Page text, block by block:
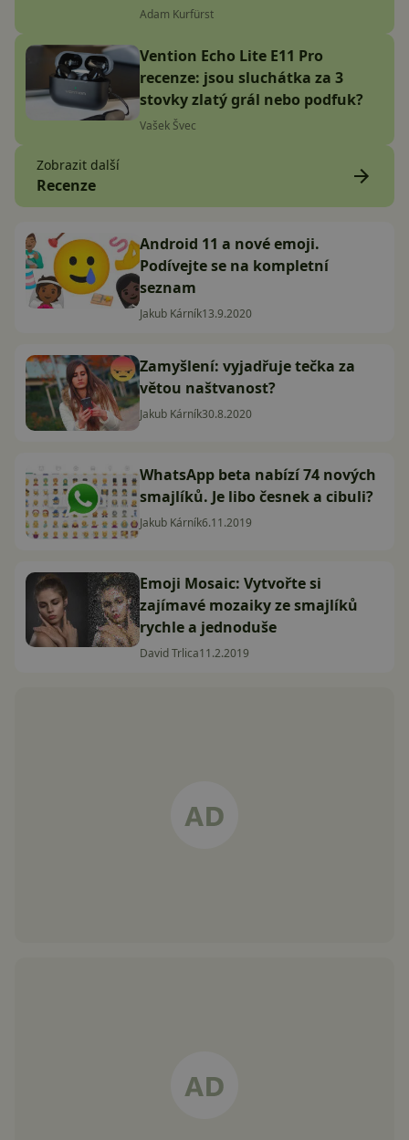
Adam Kurfürst
Vention Echo Lite E11 Pro
recenze: jsou sluchátka za 3
stovky zlatý grál nebo podfuk?
Vašek Švec
Zobrazit další
Recenze
Android 11 a nové emoji.
Podívejte se na kompletní
seznam
Jakub Kárník13.9.2020
Zamyšlení: vyjadřuje tečka za
větou naštvanost?
Jakub Kárník30.8.2020
WhatsApp beta nabízí 74 nových
smajlíků. Je libo česnek a cibuli?
Jakub Kárník6.11.2019
Emoji Mosaic: Vytvořte si
zajímavé mozaiky ze smajlíků
rychle a jednoduše
David Trlica11.2.2019